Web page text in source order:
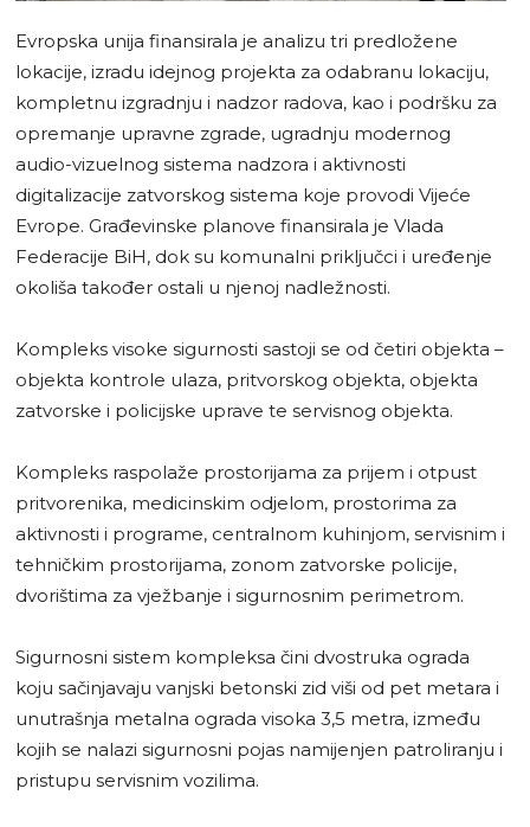
Evropska unija finansirala je analizu tri predložene
lokacije, izradu idejnog projekta za odabranu lokaciju,
kompletnu izgradnju i nadzor radova, kao i podršku za
opremanje upravne zgrade, ugradnju modernog
audio-vizuelnog sistema nadzora i aktivnosti
digitalizacije zatvorskog sistema koje provodi Vijeće
Evrope. Građevinske planove finansirala je Vlada
Federacije BiH, dok su komunalni priključci i uređenje
okoliša također ostali u njenoj nadležnosti.
Kompleks visoke sigurnosti sastoji se od četiri objekta –
objekta kontrole ulaza, pritvorskog objekta, objekta
zatvorske i policijske uprave te servisnog objekta.
Kompleks raspolaže prostorijama za prijem i otpust
pritvorenika, medicinskim odjelom, prostorima za
aktivnosti i programe, centralnom kuhinjom, servisnim i
tehničkim prostorijama, zonom zatvorske policije,
dvorištima za vježbanje i sigurnosnim perimetrom.
Sigurnosni sistem kompleksa čini dvostruka ograda
koju sačinjavaju vanjski betonski zid viši od pet metara i
unutrašnja metalna ograda visoka 3,5 metra, između
kojih se nalazi sigurnosni pojas namijenjen patroliranju i
pristupu servisnim vozilima.